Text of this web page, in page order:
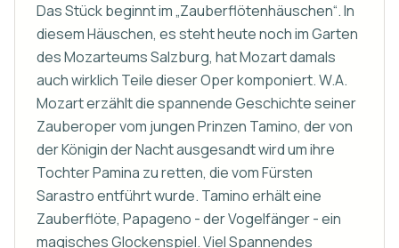
Das Stück beginnt im „Zauberflötenhäuschen“. In
diesem Häuschen, es steht heute noch im Garten
des Mozarteums Salzburg, hat Mozart damals
auch wirklich Teile dieser Oper komponiert. W.A.
Mozart erzählt die spannende Geschichte seiner
Zauberoper vom jungen Prinzen Tamino, der von
der Königin der Nacht ausgesandt wird um ihre
Tochter Pamina zu retten, die vom Fürsten
Sarastro entführt wurde. Tamino erhält eine
Zauberflöte, Papageno - der Vogelfänger - ein
magisches Glockenspiel. Viel Spannendes